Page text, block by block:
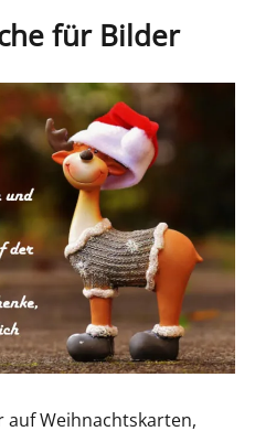
für Bilder
Weihnachtskarten,